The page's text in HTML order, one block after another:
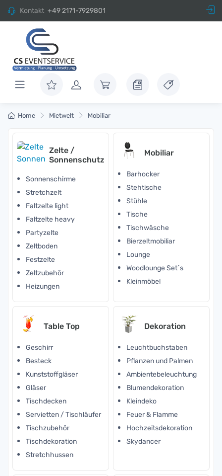
Kontakt +49 2171-7929801
Home Mietwelt Mobiliar
Zelte /
Sonnenschutz
Sonnenschirme
Stretchzelt
Faltzelte light
Faltzelte heavy
Partyzelte
Zeltboden
Festzelte
Zeltzubehör
Heizungen
Mobiliar
Barhocker
Stehtische
Stühle
Tische
Tischwäsche
Bierzeltmobiliar
Lounge
Woodlounge Set´s
Kleinmöbel
Table Top
Geschirr
Besteck
Kunststoffgläser
Gläser
Tischdecken
Servietten / Tischläufer
Tischzubehör
Tischdekoration
Stretchhussen
Dekoration
Leuchtbuchstaben
Pflanzen und Palmen
Ambientebeleuchtung
Blumendekoration
Kleindeko
Feuer & Flamme
Hochzeitsdekoration
Skydancer